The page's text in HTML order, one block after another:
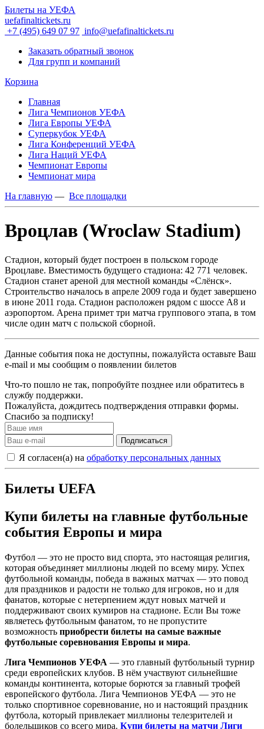
Билеты на УЕФА
uefafinaltickets.ru
+7 (495) 649 07 97 info@uefafinaltickets.ru
Заказать обратный звонок
Для групп и компаний
Корзина
Главная
Лига Чемпионов УЕФА
Лига Европы УЕФА
Суперкубок УЕФА
Лига Конференций УЕФА
Лига Наций УЕФА
Чемпионат Европы
Чемпионат мира
На главную — Все площадки
Вроцлав (Wroclaw Stadium)
Cтадион, который будет построен в польском городе
Вроцлаве. Вместимость будущего стадиона: 42 771 человек.
Стадион станет ареной для местной команды «Слёнск».
Строительство началось в апреле 2009 года и будет завершено
в июне 2011 года. Стадион расположен рядом с шоссе А8 и
аэропортом. Арена примет три матча группового этапа, в том
числе один матч с польской сборной.
Данные события пока не доступны, пожалуйста оставьте Ваш
e-mail и мы сообщим о появлении билетов
Что-то пошло не так, попробуйте позднее или обратитесь в
службу поддержки.
Пожалуйста, дождитесь подтверждения отправки формы.
Спасибо за подписку!
Подписаться
Я согласен(а) на обработку персональных данных
Билеты UEFA
Купи билеты на главные футбольные
события Европы и мира
Футбол — это не просто вид спорта, это настоящая религия,
которая объединяет миллионы людей по всему миру. Успех
футбольной команды, победа в важных матчах — это повод
для праздников и радости не только для игроков, но и для
фанатов, которые с нетерпением ждут новых матчей и
поддерживают своих кумиров на стадионе. Если Вы тоже
являетесь футбольным фанатом, то не пропустите
возможность приобрести билеты на самые важные
футбольные соревнования Европы и мира.
Лига Чемпионов УЕФА — это главный футбольный турнир
среди европейских клубов. В нём участвуют сильнейшие
команды континента, которые борются за главный трофей
европейского футбола. Лига Чемпионов УЕФА — это не
только спортивное соревнование, но и настоящий праздник
футбола, который привлекает миллионы телезрителей и
болельщиков со всего мира. Купи билеты на матчи Лиги